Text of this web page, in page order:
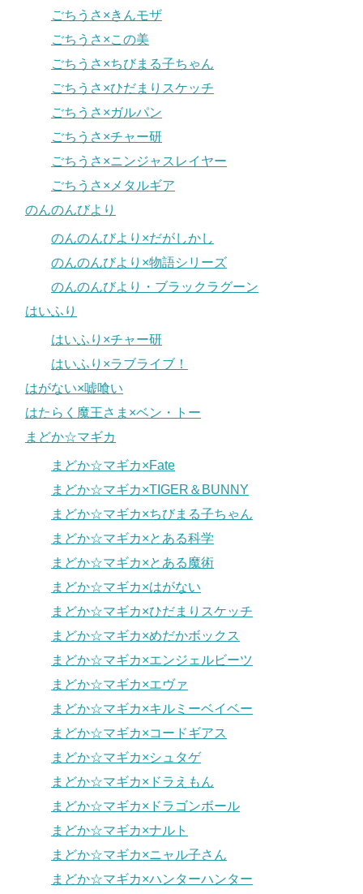
ごちうさ×きんモザ
ごちうさ×この美
ごちうさ×ちびまる子ちゃん
ごちうさ×ひだまりスケッチ
ごちうさ×ガルパン
ごちうさ×チャー研
ごちうさ×ニンジャスレイヤー
ごちうさ×メタルギア
のんのんびより
のんのんびより×だがしかし
のんのんびより×物語シリーズ
のんのんびより・ブラックラグーン
はいふり
はいふり×チャー研
はいふり×ラブライブ！
はがない×嘘喰い
はたらく魔王さま×ベン・トー
まどか☆マギカ
まどか☆マギカ×Fate
まどか☆マギカ×TIGER＆BUNNY
まどか☆マギカ×ちびまる子ちゃん
まどか☆マギカ×とある科学
まどか☆マギカ×とある魔術
まどか☆マギカ×はがない
まどか☆マギカ×ひだまりスケッチ
まどか☆マギカ×めだかボックス
まどか☆マギカ×エンジェルビーツ
まどか☆マギカ×エヴァ
まどか☆マギカ×キルミーベイベー
まどか☆マギカ×コードギアス
まどか☆マギカ×シュタゲ
まどか☆マギカ×ドラえもん
まどか☆マギカ×ドラゴンボール
まどか☆マギカ×ナルト
まどか☆マギカ×ニャル子さん
まどか☆マギカ×ハンターハンター